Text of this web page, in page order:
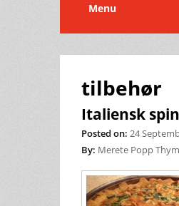
Menu
tilbehør
Italiensk
Posted on: 24
By: Merete Popp